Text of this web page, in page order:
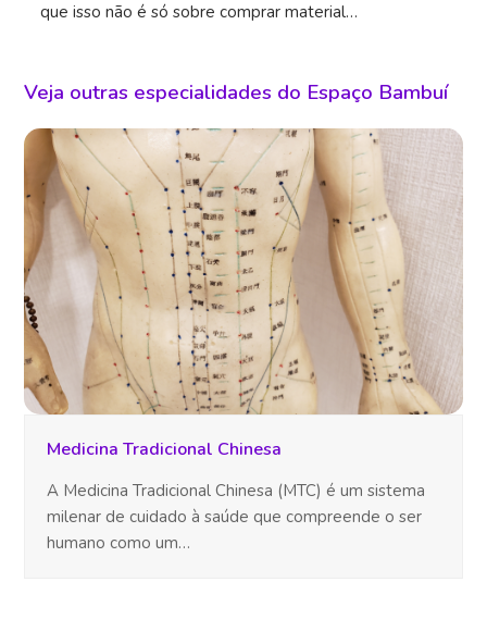
que isso não é só sobre comprar material…
Veja outras especialidades do Espaço Bambuí
Medicina Tradicional Chinesa
A Medicina Tradicional Chinesa (MTC) é um sistema
milenar de cuidado à saúde que compreende o ser
humano como um…